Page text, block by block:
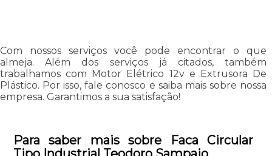
Com nossos serviços você pode encontrar o que
almeja. Além dos serviços já citados, também
trabalhamos com Motor Elétrico 12v e Extrusora De
Plástico. Por isso, fale conosco e saiba mais sobre nossa
empresa. Garantimos a sua satisfação!
Para saber mais sobre Faca Circular